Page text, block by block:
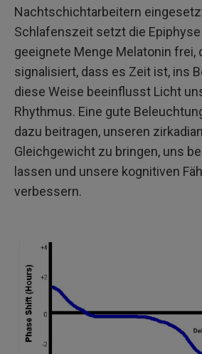
Nachtschichtarbeitern
Schlafenszeit setzt die Epiphyse
geeignete Menge Melatonin frei,
signalisiert, dass es Zeit ist, ins
diese Weise beeinflusst Licht
Rhythmus. Eine gute
dazu beitragen, unseren
Gleichgewicht zu bringen, uns
lassen und unsere kognitiven
verbessern.